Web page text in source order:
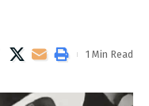
1 Min Read